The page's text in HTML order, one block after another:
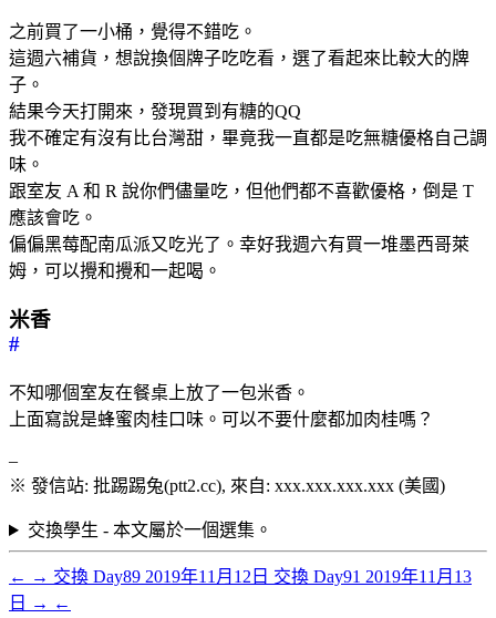
之前買了一小桶，覺得不錯吃。
這週六補貨，想說換個牌子吃吃看，選了看起來比較大的牌
子。
結果今天打開來，發現買到有糖的QQ
我不確定有沒有比台灣甜，畢竟我一直都是吃無糖優格自己調
味。
跟室友 A 和 R 說你們儘量吃，但他們都不喜歡優格，倒是 T
應該會吃。
偏偏黑莓配南瓜派又吃光了。幸好我週六有買一堆墨西哥萊
姆，可以攪和攪和一起喝。
米香
#
不知哪個室友在餐桌上放了一包米香。
上面寫說是蜂蜜肉桂口味。可以不要什麼都加肉桂嗎？
–
※ 發信站: 批踢踢兔(ptt2.cc), 來自: xxx.xxx.xxx.xxx (美國)
交換學生 - 本文屬於一個選集。
← → 交換 Day89 2019年11月12日 交換 Day91 2019年11月13
日
→ ←